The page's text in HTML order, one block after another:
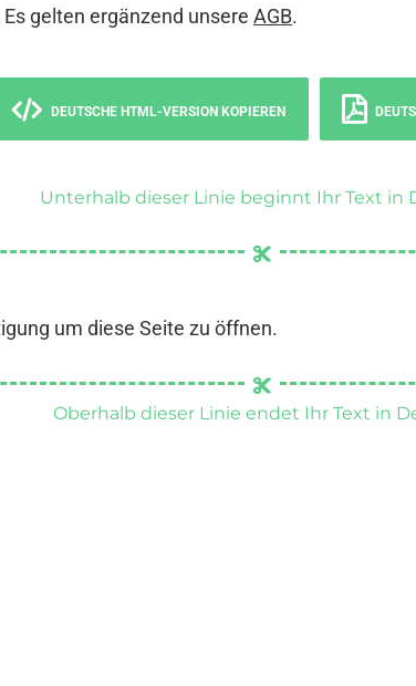
gelten ergänzend unsere AGB.
DEUTSCHE HTML-VERSION KOPIEREN
Unterhalb dieser Linie beginnt Ihr Text in
um diese Seite zu öffnen.
Oberhalb dieser Linie endet Ihr Text in